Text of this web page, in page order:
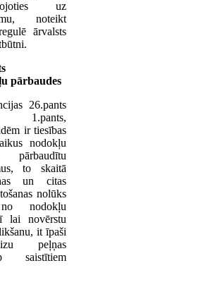
uz
noteikt
ārvalsts
pārbaudes
26.pants
1.pants,
ir tiesības
nodokļu
to skaitā
un citas
nolūks
nodokļu
lai novērstu
it īpaši
peļņas
saistītiem